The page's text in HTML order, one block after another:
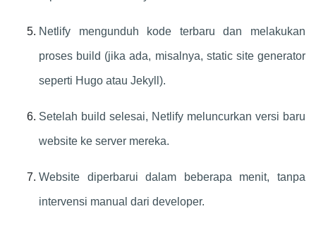
Netlify mengunduh kode terbaru dan melakukan
proses build (jika ada, misalnya, static site generator
seperti Hugo atau Jekyll).
Setelah build selesai, Netlify meluncurkan versi baru
website ke server mereka.
Website diperbarui dalam beberapa menit, tanpa
intervensi manual dari developer.